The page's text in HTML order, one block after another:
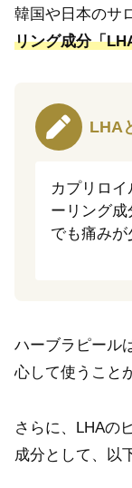
韓国や日本のサ
リング成分「
LHA
カプリロ
ーリング
でも痛みが
ハーブラピール
心して使うこと
さらに、LHAの
成分として、以